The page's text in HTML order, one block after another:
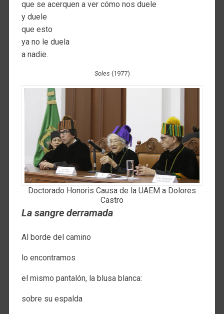
que se acerquen a ver cómo nos duele
y duele
que esto
ya no le duela
a nadie.
Soles (1977)
Doctorado Honoris Causa de la UAEM a Dolores
Castro
La sangre derramada
Al borde del camino
lo encontramos
el mismo pantalón, la blusa blanca:
sobre su espalda